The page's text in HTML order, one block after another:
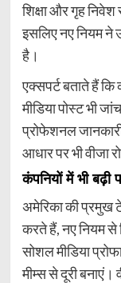
शिक्षा और गृह
इसलिए नए नियम ने
है।
एक्सपर्ट बताते हैं
मीडिया पोस्ट भी
प्रोफेशनल
आधार पर भी वीजा
कंपनियों में भी बढ़ी
अमेरिका की प्रमुख
करते हैं, नए नियम से
सोशल मीडिया
मीम्स से दूरी